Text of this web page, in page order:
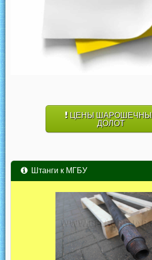
ЦЕНЫ
ДОЛОТ
Штанги к МГБУ